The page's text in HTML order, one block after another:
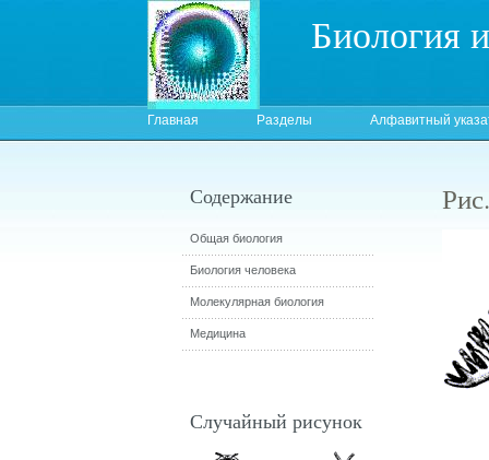
Биология
Главная Разделы Алфавитный
Содержание
Общая биология
Биология человека
Молекулярная биология
Медицина
Случайный рисунок